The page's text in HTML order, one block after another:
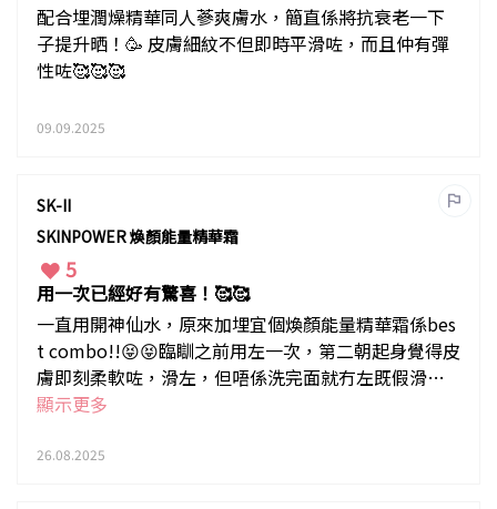
配合埋潤燥精華同人蔘爽膚水，簡直係將抗衰老一下
子提升晒！🥳 皮膚細紋不但即時平滑咗，而且仲有彈
性咗🥰🥰🥰
09.09.2025
SK-II
SKINPOWER 煥顏能量精華霜
5
用一次已經好有驚喜！🥰🥰
一直用開神仙水，原來加埋宜個煥顏能量精華霜係bes
t combo!!😝😝臨瞓之前用左一次，第二朝起身覺得皮
膚即刻柔軟咗，滑左，但唔係洗完面就冇左既假滑！
🤩🤩🤩仲要feel到面豬都漲左🥳
顯示更多
26.08.2025